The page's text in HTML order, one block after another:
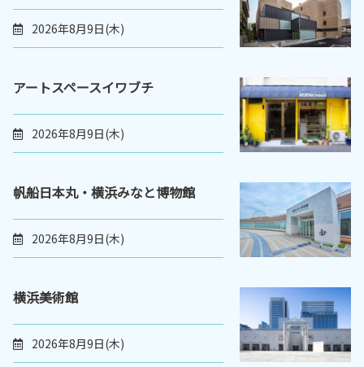
2026年8月9日(木)
アートスペースイワブチ
2026年8月9日(木)
帆船日本丸・横浜みなと博物館
2026年8月9日(木)
横浜美術館
2026年8月9日(木)